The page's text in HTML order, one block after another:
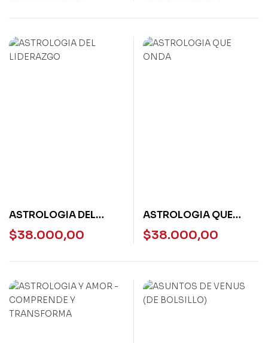
ASTROLOGIA DEL
LIDERAZGO
$38.000,00
ASTROLOGIA QUE
ONDA
$38.000,00